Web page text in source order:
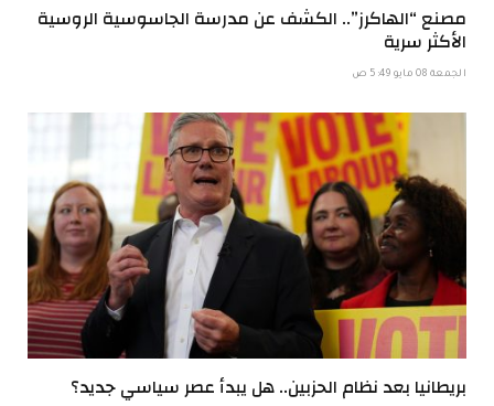
مصنع “الهاكرز”.. الكشف عن مدرسة الجاسوسية الروسية
الأكثر سرية
الجمعة 08 مايو 5:49 ص
بريطانيا بعد نظام الحزبين.. هل يبدأ عصر سياسي جديد؟